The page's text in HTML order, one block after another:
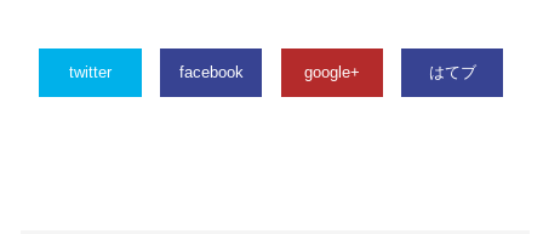
twitter facebook google+ はてブ